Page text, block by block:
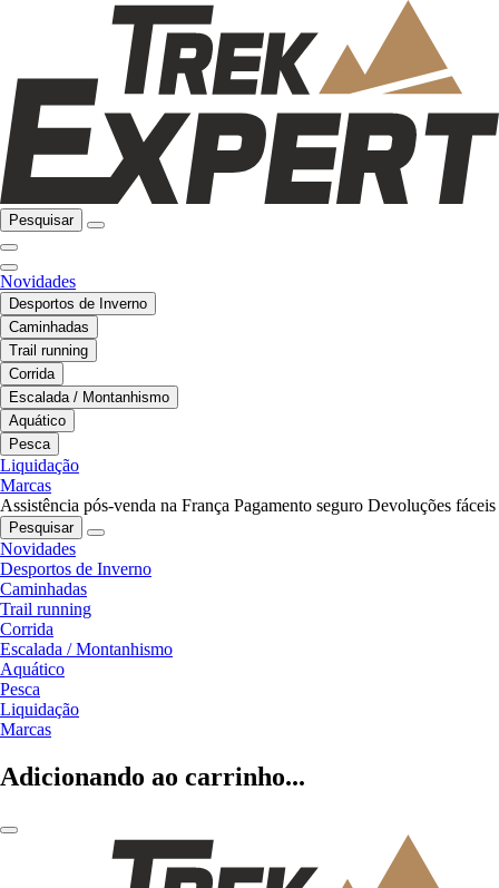
Pesquisar
Novidades
Desportos de Inverno
Caminhadas
Trail running
Corrida
Escalada / Montanhismo
Aquático
Pesca
Liquidação
Marcas
Assistência pós-venda na França Pagamento seguro Devoluções fáceis
Pesquisar
Novidades
Desportos de Inverno
Caminhadas
Trail running
Corrida
Escalada / Montanhismo
Aquático
Pesca
Liquidação
Marcas
Adicionando ao carrinho...